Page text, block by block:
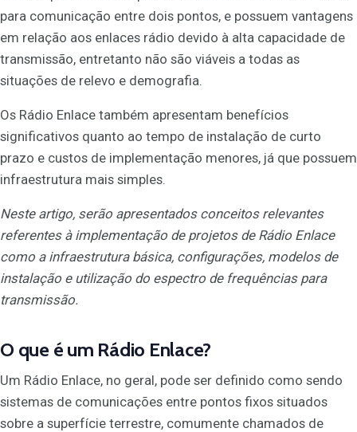
para comunicação entre dois pontos, e possuem vantagens
em relação aos enlaces rádio devido à alta capacidade de
transmissão, entretanto não são viáveis a todas as
situações de relevo e demografia.
Os Rádio Enlace também apresentam benefícios
significativos quanto ao tempo de instalação de curto
prazo e custos de implementação menores, já que possuem
infraestrutura mais simples.
Neste artigo, serão apresentados conceitos relevantes
referentes à implementação de projetos de Rádio Enlace
como a infraestrutura básica, configurações, modelos de
instalação e utilização do espectro de frequências para
transmissão.
O que é um Rádio Enlace?
Um Rádio Enlace, no geral, pode ser definido como sendo
sistemas de comunicações entre pontos fixos situados
sobre a superfície terrestre, comumente chamados de